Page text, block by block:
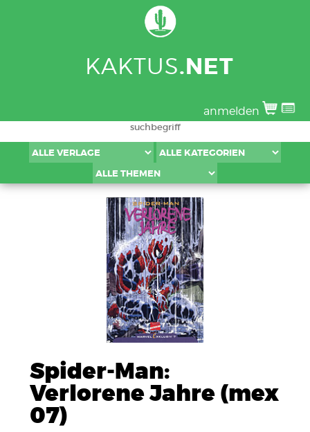
KAKTUS.NET
anmelden
Spider-Man:
Verlorene Jahre (mex
07)